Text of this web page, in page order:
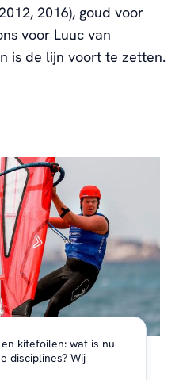
2016), goud voor
voor Luuc van
is de lijn voort te zetten.
kitefoilen: wat is nu
disciplines? Wij